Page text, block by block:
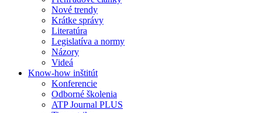
Nové trendy
Krátke správy
Literatúra
Legislatíva a normy
Názory
Videá
Know-how inštitút
Konferencie
Odborné školenia
ATP Journal PLUS